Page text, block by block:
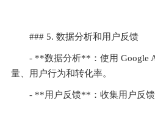
### 5. 数据分析和用户反馈
- **数据分析**：使用 Google
量、用户行为和转化率。
- **用户反馈**：收集用户反馈